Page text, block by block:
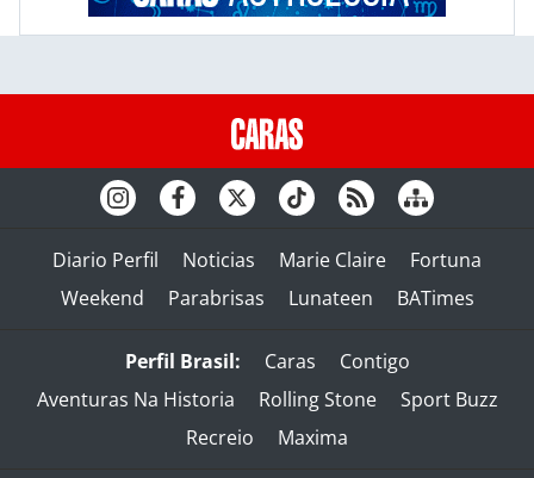
Diario Perfil Noticias Marie Claire
Fortuna
Weekend
Parabrisas Lunateen BATimes
Perfil Brasil: Caras
Contigo
Aventuras Na Historia
Rolling Stone
Sport Buzz
Recreio
Maxima